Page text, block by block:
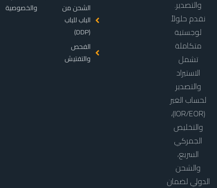
والتصدير.
نقدم حلولاً
لوجستية
متكاملة
تشمل
الاستيراد
والتصدير
لحساب الغير
(IOR/EOR)،
والتخليص
الجمركي
السريع،
والشحن
الدولي لضمان
الشحن من
الباب للباب
(DDP)
الفحص
والتفتيش
والخصوصية